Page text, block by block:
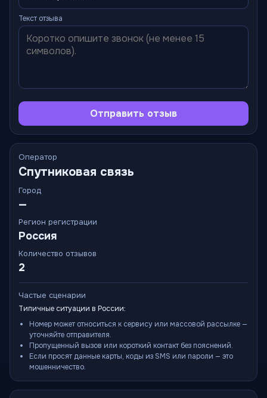
Текст отзыва
Отправить отзыв
Оператор
Спутниковая связь
Город
—
Регион регистрации
Россия
Количество отзывов
2
Частые сценарии
Типичные ситуации в России:
Номер может относиться к сервису или массовой рассылке —
уточняйте отправителя.
Пропущенный вызов или короткий контакт без пояснений.
Если просят данные карты, коды из SMS или пароли — это
мошенничество.